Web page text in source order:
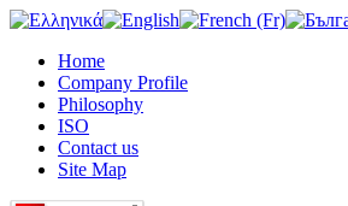
Home
Company Profile
Philosophy
ISO
Contact us
Site Map